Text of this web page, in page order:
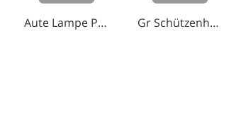
Aute Lampe Pokal Jugen Gr Schützenhaus Pokal